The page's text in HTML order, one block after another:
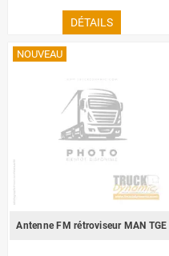
DÉTAILS
NOUVEAU
Antenne FM rétroviseur MAN TGE